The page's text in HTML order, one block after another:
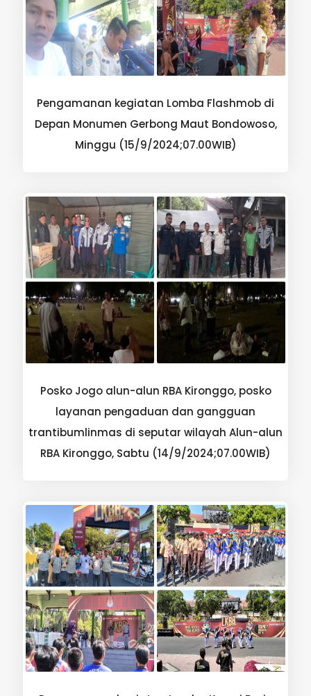
Pengamanan kegiatan Lomba Flashmob di
Depan Monumen Gerbong Maut Bondowoso,
Minggu (15/9/2024;07.00WIB)
Posko Jogo alun-alun RBA Kironggo, posko
layanan pengaduan dan gangguan
trantibumlinmas di seputar wilayah Alun-alun
RBA Kironggo, Sabtu (14/9/2024;07.00WIB)